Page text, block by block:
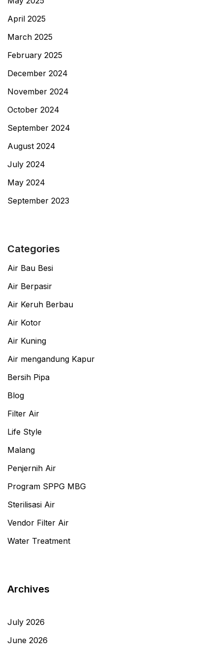
April 2025
March 2025
February 2025
December 2024
November 2024
October 2024
September 2024
August 2024
July 2024
May 2024
September 2023
Categories
Air Bau Besi
Air Berpasir
Air Keruh Berbau
Air Kotor
Air Kuning
Air mengandung Kapur
Bersih Pipa
Blog
Filter Air
Life Style
Malang
Penjernih Air
Program SPPG MBG
Sterilisasi Air
Vendor Filter Air
Water Treatment
Archives
July 2026
June 2026